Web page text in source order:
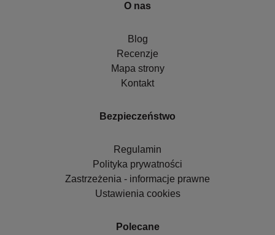
O nas
Blog
Recenzje
Mapa strony
Kontakt
Bezpieczeństwo
Regulamin
Polityka prywatności
Zastrzeżenia - informacje prawne
Ustawienia cookies
Polecane